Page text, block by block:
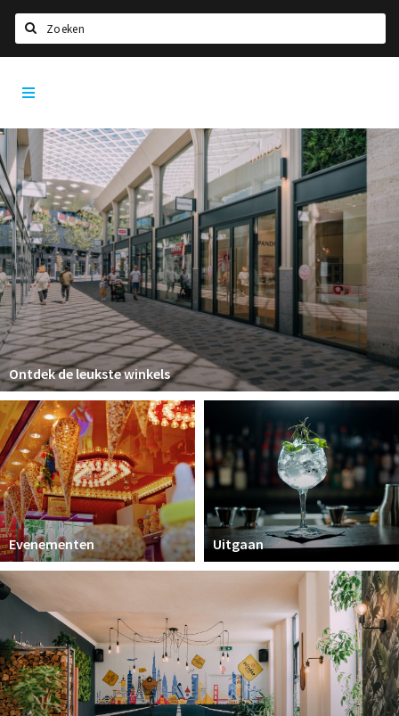
Home
Agenda
Deals
Nieuws, interviews & blogs
Eten
Drinken
Slapen
Recreatief
Winkels
Winkelgebieden
Parkeren
Bezienswaardigheden
Musea, theaters & podia
Uitjes & activiteiten
Natuurgebieden
Andere City Apps
Inloggen
Ontdek de leukste winkels
Evenementen Uitgaan